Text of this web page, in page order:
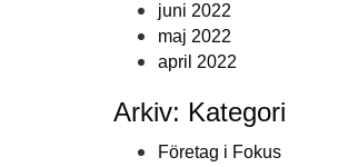
juni 2022
maj 2022
april 2022
Arkiv: Kategori
Företag i Fokus